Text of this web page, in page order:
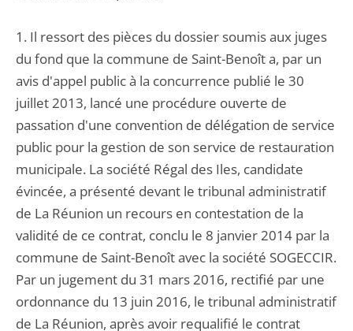
1. Il ressort des pièces du dossier soumis aux juges
du fond que la commune de Saint-Benoît a, par un
avis d'appel public à la concurrence publié le 30
juillet 2013, lancé une procédure ouverte de
passation d'une convention de délégation de service
public pour la gestion de son service de restauration
municipale. La société Régal des Iles, candidate
évincée, a présenté devant le tribunal administratif
de La Réunion un recours en contestation de la
validité de ce contrat, conclu le 8 janvier 2014 par la
commune de Saint-Benoît avec la société SOGECCIR.
Par un jugement du 31 mars 2016, rectifié par une
ordonnance du 13 juin 2016, le tribunal administratif
de La Réunion, après avoir requalifié le contrat